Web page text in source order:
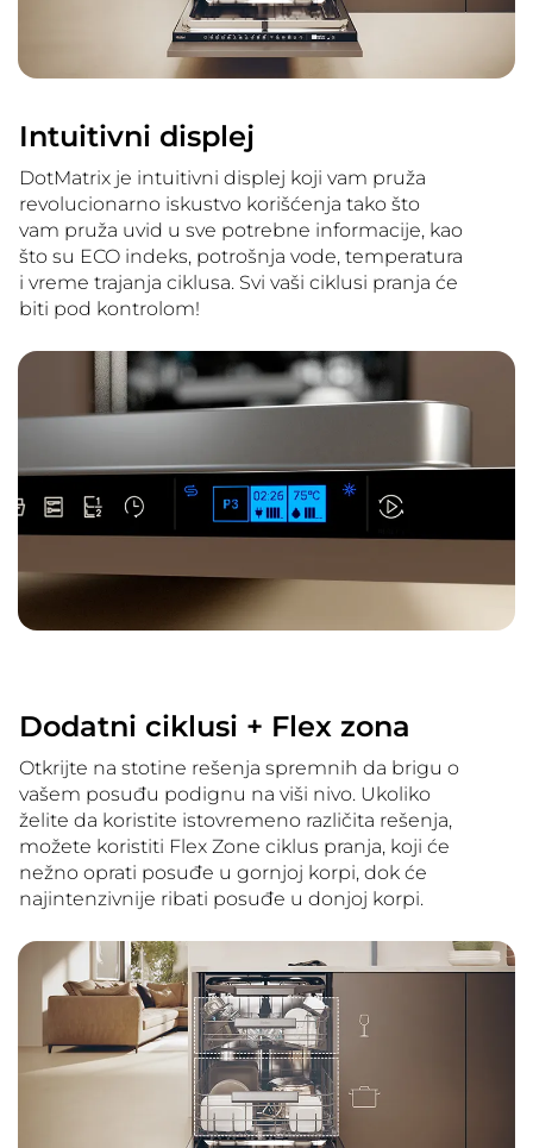
Intuitivni displej
DotMatrix je intuitivni displej koji vam pruža
revolucionarno iskustvo korišćenja tako što
vam pruža uvid u sve potrebne informacije, kao
što su ECO indeks, potrošnja vode, temperatura
i vreme trajanja ciklusa. Svi vaši ciklusi pranja će
biti pod kontrolom!
Dodatni ciklusi + Flex zona
Otkrijte na stotine rešenja spremnih da brigu o
vašem posuđu podignu na viši nivo. Ukoliko
želite da koristite istovremeno različita rešenja,
možete koristiti Flex Zone ciklus pranja, koji će
nežno oprati posuđe u gornjoj korpi, dok će
najintenzivnije ribati posuđe u donjoj korpi.